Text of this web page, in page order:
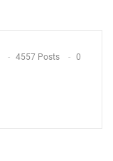
4557 Posts 0